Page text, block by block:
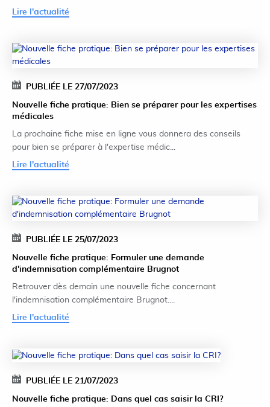
Lire l'actualité
PUBLIÉE LE 27/07/2023
Nouvelle fiche pratique: Bien se préparer pour les expertises
médicales
La prochaine fiche mise en ligne vous donnera des conseils
pour bien se préparer à l'expertise médic...
Lire l'actualité
PUBLIÉE LE 25/07/2023
Nouvelle fiche pratique: Formuler une demande
d'indemnisation complémentaire Brugnot
Retrouver dès demain une nouvelle fiche concernant
l'indemnisation complémentaire Brugnot....
Lire l'actualité
PUBLIÉE LE 21/07/2023
Nouvelle fiche pratique: Dans quel cas saisir la CRI?